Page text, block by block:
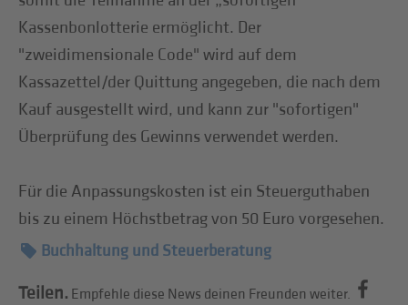
Kassenbonlotterie ermöglicht. Der
"zweidimensionale Code" wird auf dem
Kassazettel/der Quittung angegeben, die nach dem
Kauf ausgestellt wird, und kann zur "sofortigen"
Überprüfung des Gewinns verwendet werden.
Für die Anpassungskosten ist ein Steuerguthaben
bis zu einem Höchstbetrag von 50 Euro vorgesehen.
Buchhaltung und Steuerberatung
Teilen. Empfehle diese News deinen Freunden weiter.